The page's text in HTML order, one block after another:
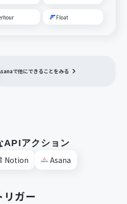
Float
で他にできることをみる
APIアクション
Notion Asana
ガー